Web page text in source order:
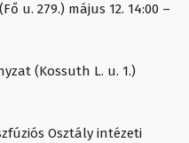
u. 279.) május 12. 14:00 –
(Kossuth L. u. 1.)
Osztály intézeti